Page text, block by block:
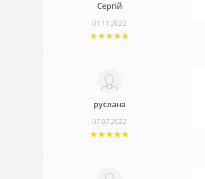
Сергій
01.11.2022
руслана
07.07.2022